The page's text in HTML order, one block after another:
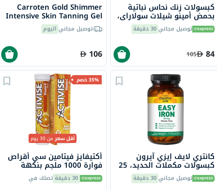
كبسولات زنك نحاس نباتية
بحمض أمينو شيلات سولاراي،
100 كبسولة توصيل مجاني30 دقيقة
84
105
Carroten Gold Shimmer
Intensive Skin Tanning Gel
150mlتوصيل مجاني اليوم
106
كانتري لايف إيزي آيرون
كبسولات مكملات الحديد، 25
ملجم، لعلاج نقص الحديد،
حزمة من 90توصيل مجاني30 دقيقة
35% خصم
أقل سعرمن 30 يوم
أكتيفايز فيتامين سي أقراص
فوارة 1000 ملجم بنكهة
البرتقال حزمة من 20
30 دقيقة تصلك في